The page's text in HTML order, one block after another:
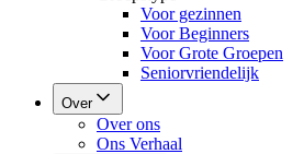
Voor gezinnen
Voor Beginners
Voor Grote Groepen
Seniorvriendelijk
Over
Over ons
Ons Verhaal